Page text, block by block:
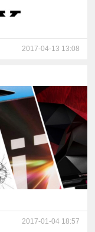
2017-04-13 13:08
2017-01-04 18:57